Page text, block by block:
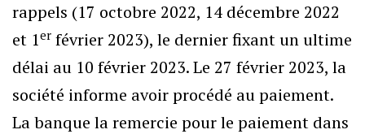
rappels (17 octobre 2022, 14 décembre 2022
et 1er février 2023), le dernier fixant un ultime
délai au 10 février 2023. Le 27 février 2023, la
société informe avoir procédé au paiement.
La banque la remercie pour le paiement dans